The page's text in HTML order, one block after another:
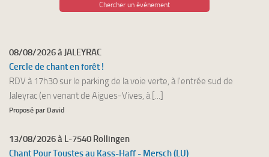
Chercher un événement
08/08/2026 à JALEYRAC
Cercle de chant en forêt !
RDV à 17h30 sur le parking de la voie verte, à l'entrée sud de
Jaleyrac (en venant de Aigues-Vives, à [...]
Proposé par David
13/08/2026 à L-7540 Rollingen
Chant Pour Toustes au Kass-Haff - Mersch (LU)